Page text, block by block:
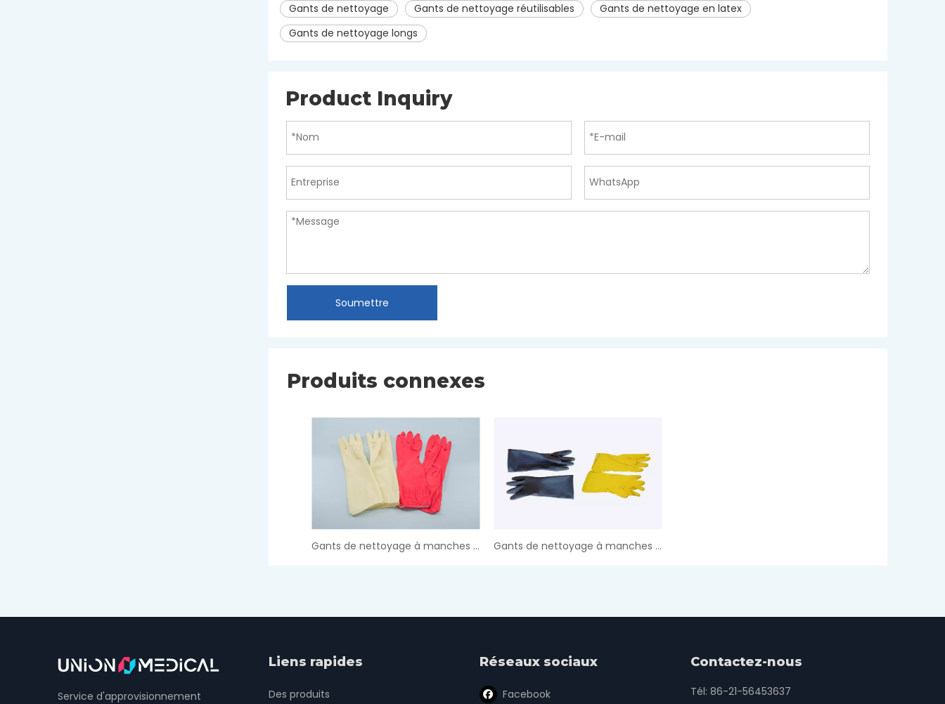
Gants de nettoyage Gants de nettoyage réutilisables
Gants de nettoyage en latex
Gants de nettoyage longs
Product Inquiry
Soumettre
Produits connexes
Gants de nettoyage à manches longues Gants de nettoyage à manches courtes
Service d'approvisionnement
Liens rapides
Des produits
Réseaux sociaux
Facebook
Contactez-nous
Tél: 86-21-56453637